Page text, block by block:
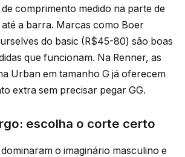
comprimento medido na parte de
a barra. Marcas como Boer
do basic (R$45-80) são boas
que funcionam. Na Renner, as
Urban em tamanho G já oferecem
extra sem precisar pegar GG.
escolha o corte certo
o imaginário masculino e